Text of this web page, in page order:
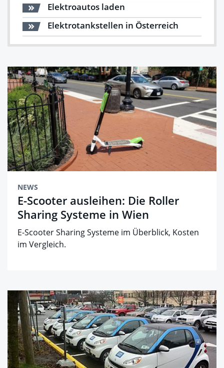
Elektroautos laden
Elektrotankstellen in Österreich
NEWS
E-Scooter ausleihen: Die Roller
Sharing Systeme in Wien
E-Scooter Sharing Systeme im Überblick, Kosten
im Vergleich.